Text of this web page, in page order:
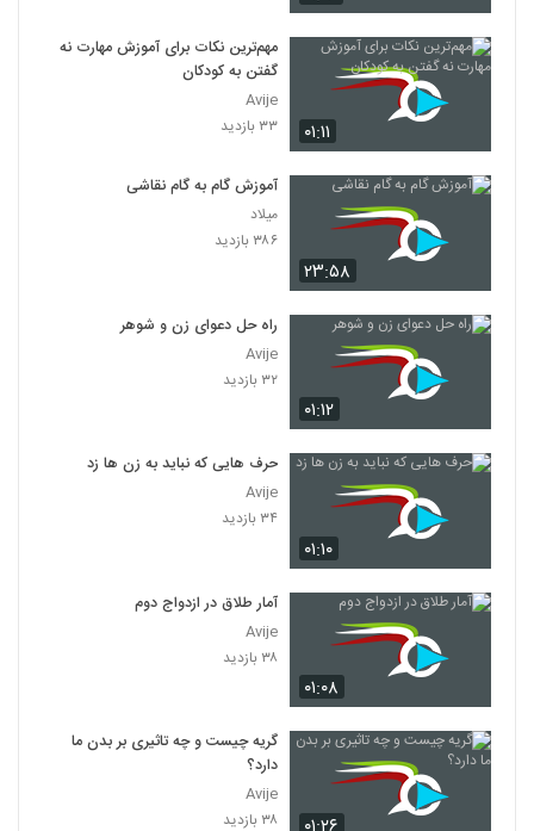
۰۱:۱۱
مهم‌ترین نکات برای آموزش مهارت نه
گفتن به کودکان
Avije
۳۳ بازدید
۲۳:۵۸
آموزش گام به گام نقاشی
میلاد
۳۸۶ بازدید
۰۱:۱۲
راه حل دعوای زن و شوهر
Avije
۳۲ بازدید
۰۱:۱۰
حرف هایی که نباید به زن ها زد
Avije
۳۴ بازدید
۰۱:۰۸
آمار طلاق در ازدواج دوم
Avije
۳۸ بازدید
گریه چیست و چه تاثیری بر بدن ما
دارد؟
Avije
۳۸ بازدید